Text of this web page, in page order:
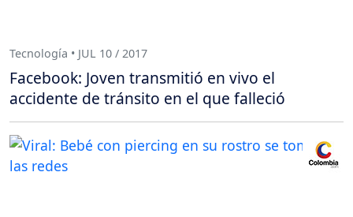
Tecnología • JUL 10 / 2017
Facebook: Joven transmitió en vivo el
accidente de tránsito en el que falleció